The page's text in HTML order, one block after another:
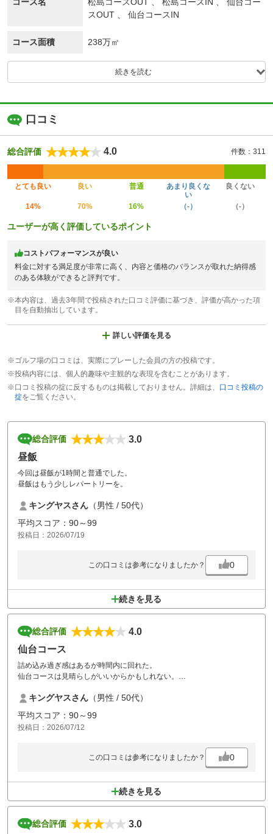
コース名
松島コースOUT 、 松島コースIN 、 仙台コー
スOUT 、 仙台コースIN
コース面積 238万㎡
続きを読む
口コミ
総合評価 4.0 件数：311
とても良い 良い 普通
あまり良くな
い
良くない
14% 70% 16% （-） （-）
ユーザーが高く評価しているポイント
コストパフォーマンスが良い
料金に対する満足度が非常に高く、内容と価格のバランスが取れた納得感
のある体験ができると評判です。
※本内容は、過去3年間で投稿された口コミ評価に基づき、評価が高かった項
目を自動抽出しています。
詳しい評価を見る
※ゴルフ場の口コミは、実際にプレーした会員の方の投稿です。
※投稿内容には、個人的趣味や主観的な表現を含むことがあります。
※口コミ投稿の掟に反するものは掲載しておりません。詳細は、 口コミ投稿の
掟をご覧ください。
総合評価
3.0
昼飯
今回は昼飯が1時間と普通でした。
昼飯はもう少しレパートリーを。
キングヤスさん （男性 / 50代）
平均スコア：90～99
投稿日：2026/07/19
この口コミは参考になりましたか？ 0
続きを見る
総合評価
4.0
仙台コース
詰め込み過ぎ感はあるが時間内に回れた。
仙台コースは見晴らしがいいからかもしれない。
キングヤスさん （男性 / 50代）
平均スコア：90～99
投稿日：2026/07/12
この口コミは参考になりましたか？ 0
続きを見る
総合評価
3.0